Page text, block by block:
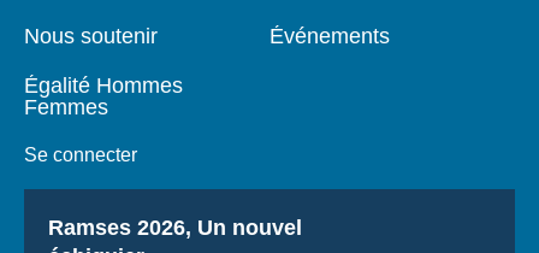
Nous soutenir
Égalité Hommes
Femmes
Se connecter
Événements
Titre
Ramses 2026, Un nouvel